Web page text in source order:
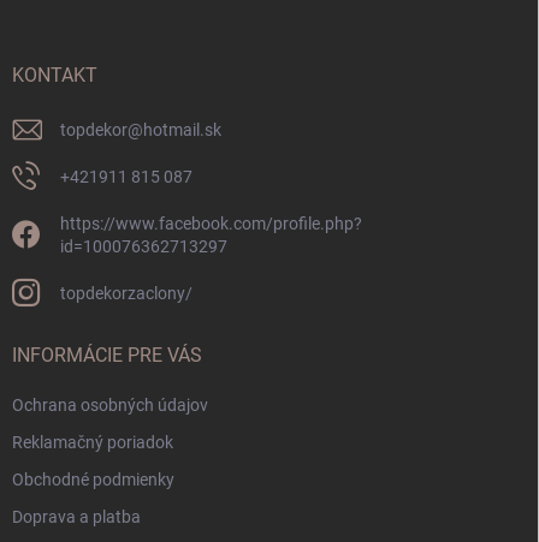
KONTAKT
topdekor@hotmail.sk
+421911 815 087
https://www.facebook.com/profile.php?
id=100076362713297
topdekorzaclony/
INFORMÁCIE PRE VÁS
Ochrana osobných údajov
Reklamačný poriadok
Obchodné podmienky
Doprava a platba